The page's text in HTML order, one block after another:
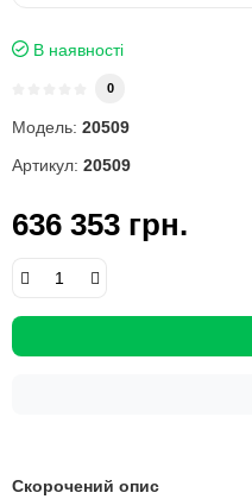
В наявності
0
Модель: 20509
Артикул: 20509
636 353 грн.
Скорочений опис